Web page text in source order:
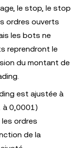
le stop, le stop
ordres ouverts
les bots ne
reprendront le
du montant de
est ajustée à
à 0,0001)
ordres
de la